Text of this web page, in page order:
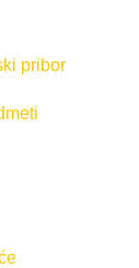
pribor